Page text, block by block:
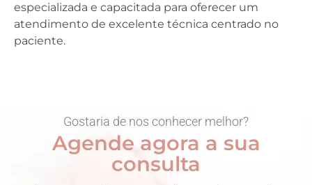
especializada e capacitada para oferecer um
atendimento de excelente técnica centrado no
paciente.
Gostaria de nos conhecer melhor?
Agende agora a sua
consulta